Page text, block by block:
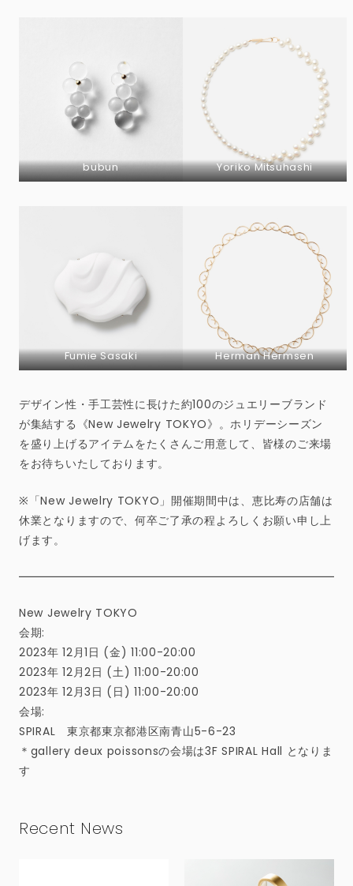
bubun Yoriko Mitsuhashi
Fumie Sasaki Herman Hermsen
デザイン性・手工芸性に長けた約100のジュエリーブランド
が集結する《New Jewelry TOKYO》。ホリデーシーズン
を盛り上げるアイテムをたくさんご用意して、皆様のご来場
をお待ちいたしております。
※「New Jewelry TOKYO」開催期間中は、恵比寿の店舗は
休業となりますので、何卒ご了承の程よろしくお願い申し上
げます。
New Jewelry TOKYO
会期:
2023年 12月1日 (金) 11:00-20:00
2023年 12月2日 (土) 11:00-20:00
2023年 12月3日 (日) 11:00-20:00
会場:
SPIRAL 東京都東京都港区南青山5-6-23
＊gallery deux poissonsの会場は3F SPIRAL Hall となりま
す
Recent News